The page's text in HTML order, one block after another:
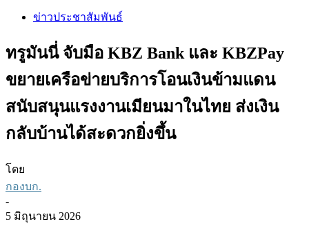
ข่าวประชาสัมพันธ์
ทรูมันนี่ จับมือ KBZ Bank และ KBZPay
ขยายเครือข่ายบริการโอนเงินข้ามแดน
สนับสนุนแรงงานเมียนมาในไทย ส่งเงิน
กลับบ้านได้สะดวกยิ่งขึ้น
โดย
กองบก.
-
5 มิถุนายน 2026